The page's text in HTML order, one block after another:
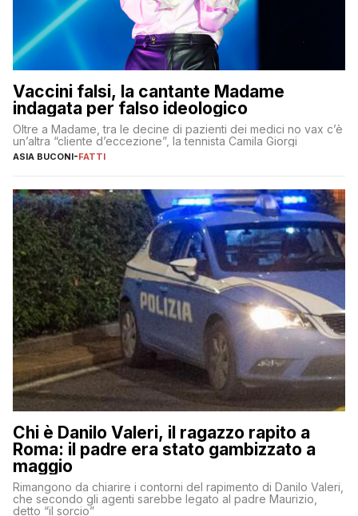
Vaccini falsi, la cantante Madame
indagata per falso ideologico
Oltre a Madame, tra le decine di pazienti dei medici no vax c’è
un’altra “cliente d’eccezione”, la tennista Camila Giorgi
ASIA BUCONI-FATTI
Chi è Danilo Valeri, il ragazzo rapito a
Roma: il padre era stato gambizzato a
maggio
Rimangono da chiarire i contorni del rapimento di Danilo Valeri,
che secondo gli agenti sarebbe legato al padre Maurizio,
detto “il sorcio”